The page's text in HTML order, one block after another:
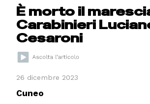
È morto il
Carabinieri
Cesaroni
26 dicembre 2023
Cuneo